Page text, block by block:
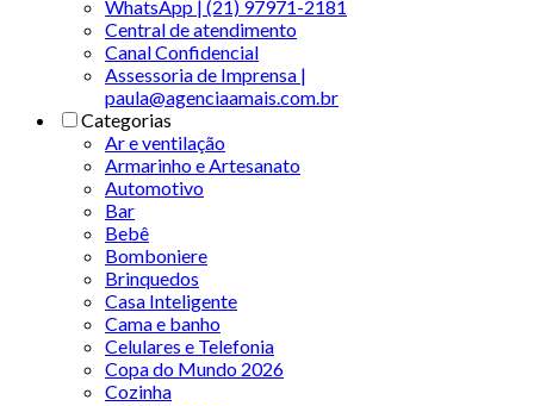
WhatsApp | (21) 97971-2181
Central de atendimento
Canal Confidencial
Assessoria de Imprensa |
paula@agenciaamais.com.br
Categorias
Ar e ventilação
Armarinho e Artesanato
Automotivo
Bar
Bebê
Bomboniere
Brinquedos
Casa Inteligente
Cama e banho
Celulares e Telefonia
Copa do Mundo 2026
Cozinha